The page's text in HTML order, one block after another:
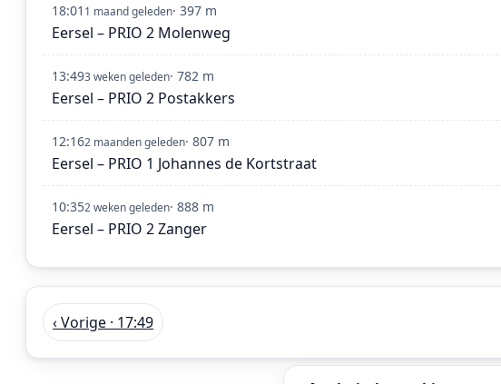
18:01 1 maand geleden· 397 m
Eersel – PRIO 2 Molenweg
13:493 weken geleden· 782 m
Eersel – PRIO 2 Postakkers
12:162 maanden geleden· 807 m
Eersel – PRIO 1 Johannes de Kortstraat
10:352 weken geleden· 888 m
Eersel – PRIO 2 Zanger
‹ Vorige · 17:49